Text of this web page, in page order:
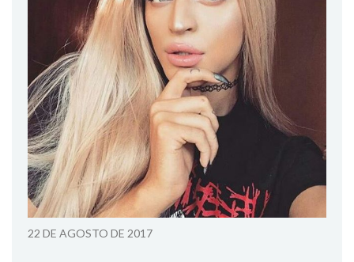
22 DE AGOSTO DE 2017